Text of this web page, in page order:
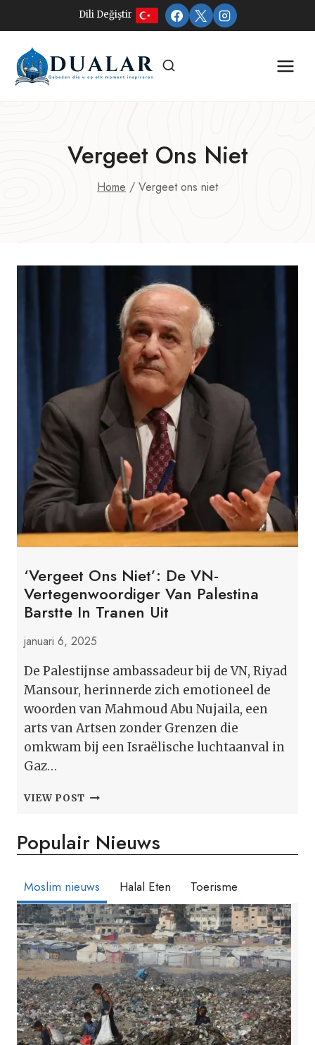
naar
inhoud
Dili Değiştir
Vergeet Ons Niet
Home / Vergeet ons niet
‘Vergeet Ons Niet’: De VN-
Vertegenwoordiger Van Palestina
Barstte In Tranen Uit
januari 6, 2025
De Palestijnse ambassadeur bij de VN, Riyad
Mansour, herinnerde zich emotioneel de
woorden van Mahmoud Abu Nujaila, een
arts van Artsen zonder Grenzen die
omkwam bij een Israëlische luchtaanval in
Gaz…
VIEW POST ‘VERGEET
DE
VN-
VAN
PALESTINA
BARSTTE
IN
TRANEN
UIT
Populair Nieuws
Moslim nieuws Halal Eten Toerisme